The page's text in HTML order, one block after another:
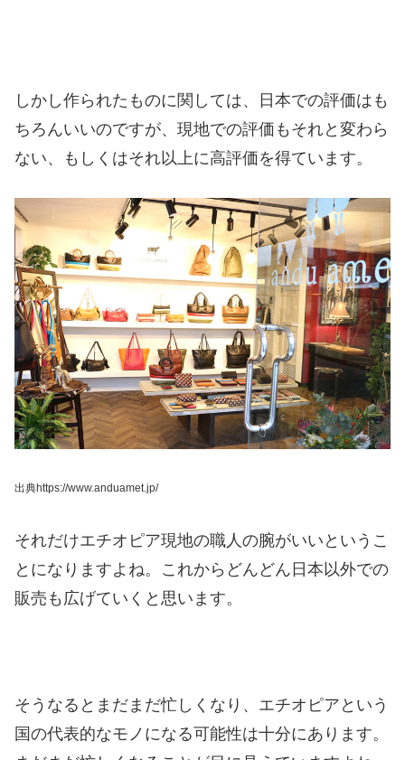
しかし作られたものに関しては、日本での評価はも
ちろんいいのですが、現地での評価もそれと変わら
ない、もしくはそれ以上に高評価を得ています。
出典https://www.anduamet.jp/
それだけエチオピア現地の職人の腕がいいというこ
とになりますよね。 これからどんどん日本以外での
販売も広げていくと思います。
そうなるとまだまだ忙しくなり、エチオピアという
国の代表的なモノになる可能性は十分にあります。